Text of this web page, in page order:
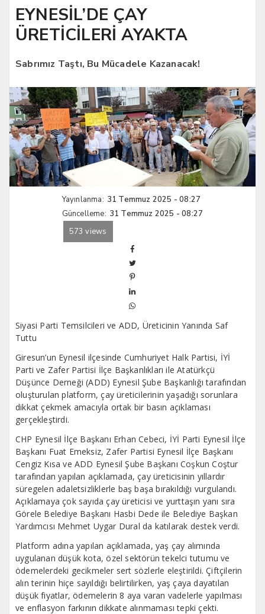
EYNESİL’DE ÇAY
ÜRETİCİLERİ AYAKTA
Sabrımız Taştı, Bu Mücadele Kazanacak!
Yayınlanma: 31 Temmuz 2025 - 08:27
Güncelleme: 31 Temmuz 2025 - 08:27
573 views
Siyasi Parti Temsilcileri ve ADD, Üreticinin Yanında Saf
Tuttu
Giresun’un Eynesil ilçesinde Cumhuriyet Halk Partisi, İYİ
Parti ve Zafer Partisi İlçe Başkanlıkları ile Atatürkçü
Düşünce Derneği (ADD) Eynesil Şube Başkanlığı tarafından
oluşturulan platform, çay üreticilerinin yaşadığı sorunlara
dikkat çekmek amacıyla ortak bir basın açıklaması
gerçekleştirdi.
CHP Eynesil İlçe Başkanı Erhan Cebeci, İYİ Parti Eynesil İlçe
Başkanı Fuat Emeksiz, Zafer Partisi Eynesil İlçe Başkanı
Cengiz Kısa ve ADD Eynesil Şube Başkanı Coşkun Coştur
tarafından yapılan açıklamada, çay üreticisinin yıllardır
süregelen adaletsizliklerle baş başa bırakıldığı vurgulandı.
Açıklamaya çok sayıda çay üreticisi ve yurttaşın yanı sıra
Görele Belediye Başkanı Hasbi Dede ile Belediye Başkan
Yardımcısı Mehmet Uygar Dural da katılarak destek verdi.
Platform adına yapılan açıklamada, yaş çay alımında
uygulanan düşük kota, özel sektörün tekelci tutumu ve
ödemelerdeki gecikmeler sert sözlerle eleştirildi. Çiftçilerin
alın terinin hiçe sayıldığı belirtilirken, yaş çaya dayatılan
düşük fiyatlar, ödemelerin 8 aya varan vadelerle yapılması
ve enflasyon farkının dikkate alınmaması tepki çekti.